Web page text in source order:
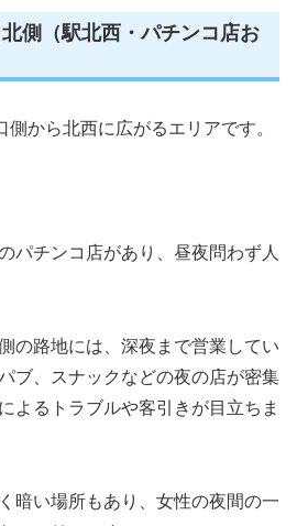
側（駅北西・パチンコ店お
から北西に広がるエリアです。
パチンコ店があり、昼夜問わず人
の路地には、深夜まで営業してい
ブ、スナックなどの夜の店が密集
よるトラブルや客引きが目立ちま
暗い場所もあり、女性の夜間の一